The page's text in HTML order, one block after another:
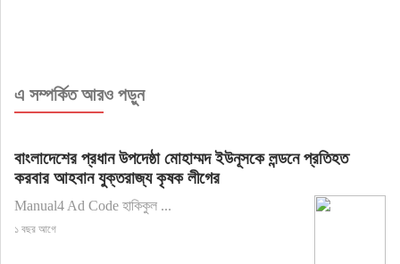
এ সম্পর্কিত আরও পড়ুন
বাংলাদেশের প্রধান উপদেষ্ঠা মোহাম্মদ ইউনূসকে লন্ডনে প্রতিহত
করবার আহবান যুক্তরাজ্য কৃষক লীগের
Manual4 Ad Code হাকিকুল ...
১ বছর আগে